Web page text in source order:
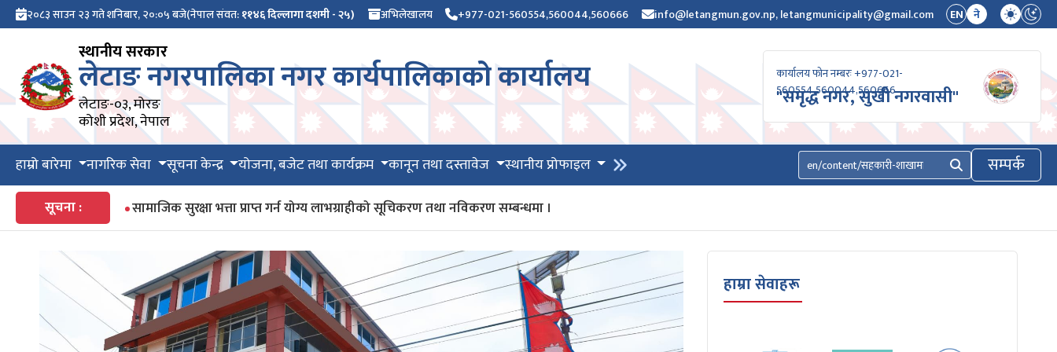
२०८३ साउन २३ गते शनिबार, २०:०५ बजे(नेपाल संवत:११४६ दिल्लागा दशमी - २५) अभिलेखालय +977-021-560554,560044,560666 info@letangmun.gov.np, letangmunicipality@gmail.com EN ने
स्थानीय सरकार
लेटाङ नगरपालिका नगर कार्यपालिकाको कार्यालय
लेटाङ-०३, मोरङ
कोशी प्रदेश, नेपाल
कार्यालय फोन नम्बरः +977-021-
560554,560044,560666
"समृद्ध नगर, सुखी नगरवासी"
हाम्रो बारेमा नागरिक सेवा सूचना केन्द्र योजना, बजेट तथा कार्यक्रम कानून तथा दस्तावेज स्थानीय प्रोफाइल खोज्नुहोस् सम्पर्क
सूचना : सामाजिक सुरक्षा भत्ता प्राप्त गर्न योग्य लाभग्राहीको सूचिकरण तथा नविकरण सम्बन्धमा ।
हाम्रा सेवाहरू